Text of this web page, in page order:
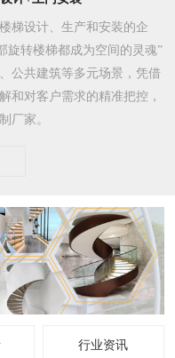
梯设计、生产和安装的企
旋转楼梯都成为空间的灵魂”
公共建筑等多元场景，凭借
和对客户需求的精准把控，
厂家。​
行业资讯